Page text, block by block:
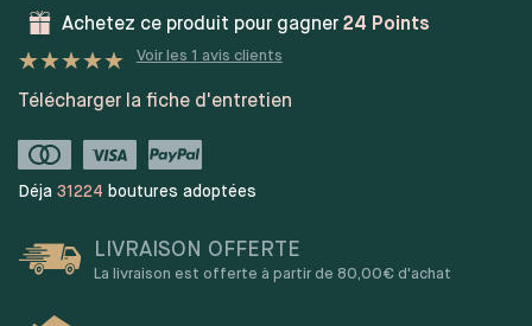
Achetez ce produit pour gagner 24 Points
notation client
Voir les 1 avis clients
Télécharger la fiche d'entretien
Déja 31224 boutures adoptées
LIVRAISON OFFERTE
La livraison est offerte à partir de 80,00€ d'achat